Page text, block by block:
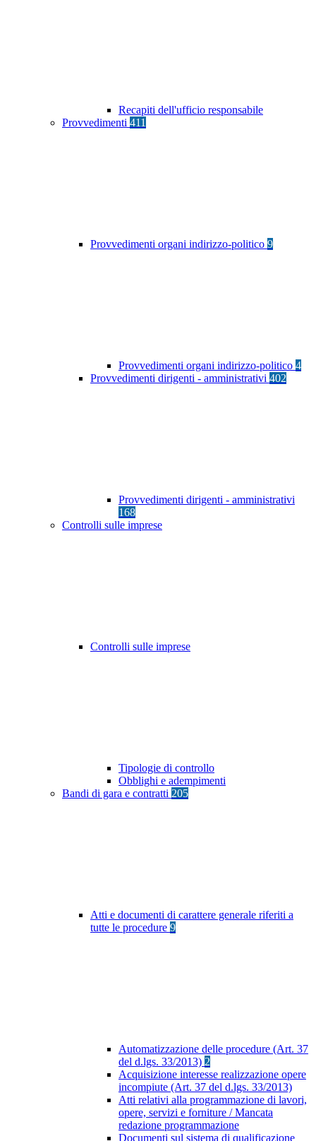
Recapiti dell'ufficio responsabile
Provvedimenti 411
Provvedimenti organi indirizzo-politico 9
Provvedimenti organi indirizzo-politico 4
Provvedimenti dirigenti - amministrativi 402
Provvedimenti dirigenti - amministrativi
168
Controlli sulle imprese
Controlli sulle imprese
Tipologie di controllo
Obblighi e adempimenti
Bandi di gara e contratti 205
Atti e documenti di carattere generale riferiti a
tutte le procedure 9
Automatizzazione delle procedure (Art. 37
del d.lgs. 33/2013) 2
Acquisizione interesse realizzazione opere
incompiute (Art. 37 del d.lgs. 33/2013)
Atti relativi alla programmazione di lavori,
opere, servizi e forniture / Mancata
redazione programmazione
Documenti sul sistema di qualificazione